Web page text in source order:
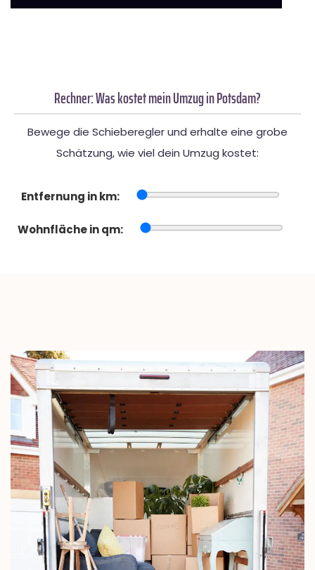
Rechner: Was kostet mein Umzug in Potsdam?
Bewege die Schieberegler und erhalte eine grobe
Schätzung, wie viel dein Umzug kostet:
Entfernung in km:
Wohnfläche in qm: